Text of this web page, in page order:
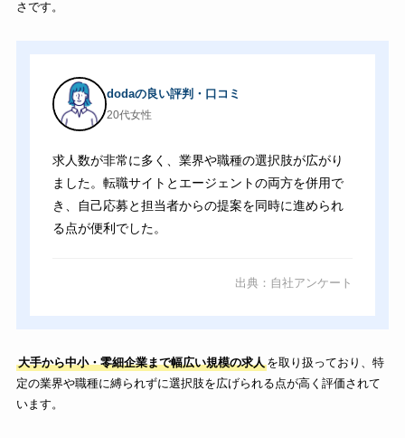
さです。
dodaの良い評判・口コミ
20代女性
求人数が非常に多く、業界や職種の選択肢が広がり
ました。転職サイトとエージェントの両方を併用で
き、自己応募と担当者からの提案を同時に進められ
る点が便利でした。
出典：自社アンケート
大手から中小・零細企業まで幅広い規模の求人を取り扱っており、特
定の業界や職種に縛られずに選択肢を広げられる点が高く評価されて
います。